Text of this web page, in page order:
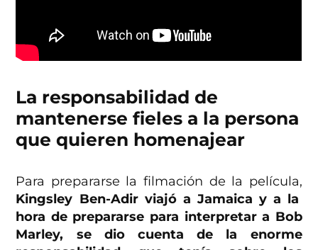
La responsabilidad de
mantenerse fieles a la persona
que quieren homenajear
Para prepararse la filmación de la película,
Kingsley Ben-Adir viajó a Jamaica y a la
hora de prepararse para interpretar a Bob
Marley, se dio cuenta de la enorme